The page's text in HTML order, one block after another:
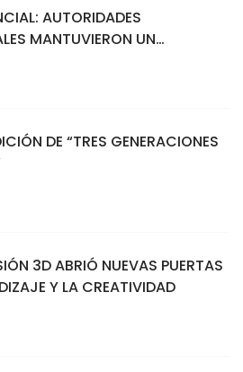
AUTORIDADES
MANTUVIERON UN
CON VECINOS POR LA
DE “TRES GENERACIONES
3D ABRIÓ NUEVAS PUERTAS
Y LA CREATIVIDAD